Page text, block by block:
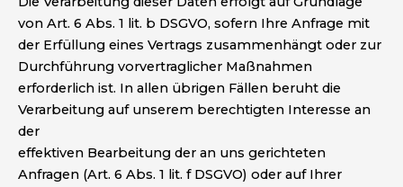
von Art. 6 Abs. 1 lit. b DSGVO, sofern Ihre Anfrage mit
der Erfüllung eines Vertrags zusammenhängt oder zur
Durchführung vorvertraglicher Maßnahmen
erforderlich ist. In allen übrigen Fällen beruht die
Verarbeitung auf unserem berechtigten Interesse an
der
effektiven Bearbeitung der an uns gerichteten
Anfragen (Art. 6 Abs. 1 lit. f DSGVO) oder auf Ihrer